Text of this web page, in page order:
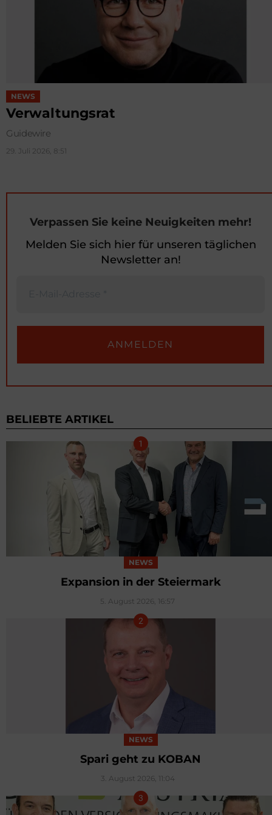
NEWS
Verwaltungsrat
Guidewire
29. Juli 2026, 8:51
Verpassen Sie keine Neuigkeiten mehr!
Melden Sie sich hier für unseren täglichen
Newsletter an!
BELIEBTE ARTIKEL
NEWS
Expansion in der Steiermark
5. August 2026, 16:57
NEWS
Spari geht zu KOBAN
3. August 2026, 11:04